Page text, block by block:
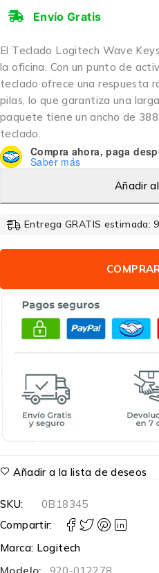
Envío Gratis
El Teclado Logitech Wave
la oficina. Con un punto de
teclado ofrece una respuesta
pilas, lo que garantiza una
paquete tiene un ancho de
teclado.
Compra ahora, paga
Saber más
Añadir
Entrega GRATIS estimada:
Añadir a la lista de deseos
SKU:
0B18345
Compartir:
Marca: Logitech